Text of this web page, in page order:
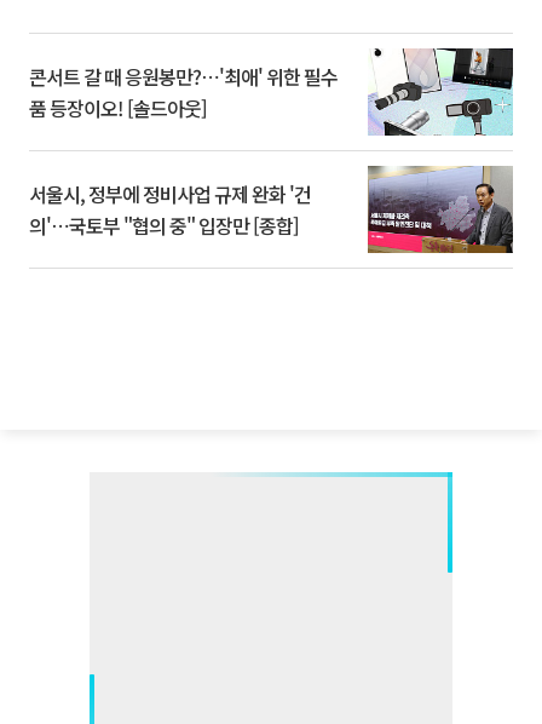
콘서트 갈 때 응원봉만?⋯'최애' 위한 필수
품 등장이오! [솔드아웃]
서울시, 정부에 정비사업 규제 완화 '건
의'⋯국토부 "협의 중" 입장만 [종합]